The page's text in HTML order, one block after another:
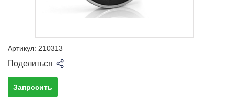
Артикул: 210313
Поделиться
Запросить